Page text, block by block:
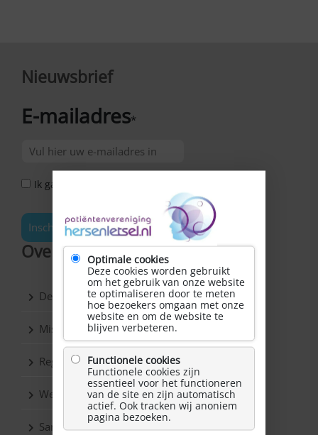
Nieuwsbrief
E-mailadres*
Ik ga akkoord met het Privacy Statement *
Inschrijven
Over Hersenletsel.nl
De vereniging
Missie & Visie
Regio’s
Werkgroepen
Samenwerkingspartners
Optimale cookies
Deze cookies worden gebruikt
om het gebruik van onze website
te optimaliseren door te meten
hoe bezoekers omgaan met onze
website en om de website te
blijven verbeteren.
Functionele cookies
Functionele cookies zijn
essentieel voor het functioneren
van de site en zijn automatisch
actief. Ook tracken wij anoniem
pagina bezoeken.